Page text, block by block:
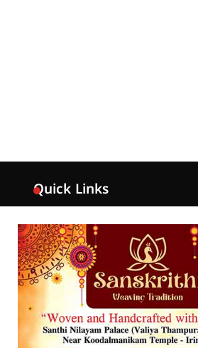
Quick Links
Latest
Exclusive
Sanchari
Contact
Crime